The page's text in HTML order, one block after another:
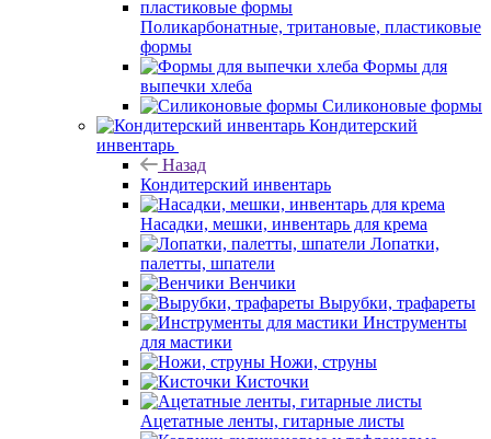
Поликарбонатные, тритановые, пластиковые
формы
Формы для
выпечки хлеба
Силиконовые формы
Кондитерский
инвентарь
Назад
Кондитерский инвентарь
Насадки, мешки, инвентарь для крема
Лопатки,
палетты, шпатели
Венчики
Вырубки, трафареты
Инструменты
для мастики
Ножи, струны
Кисточки
Ацетатные ленты, гитарные листы